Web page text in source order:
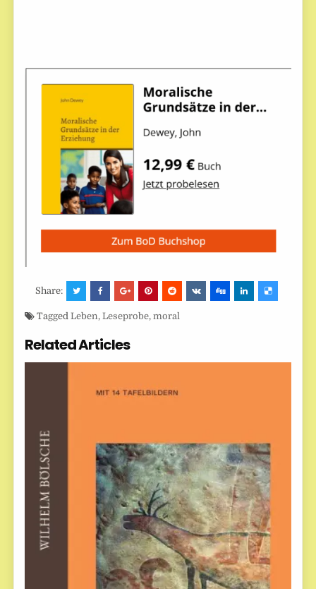
Share:
TaggedLeben,Leseprobe,moral
Related Articles